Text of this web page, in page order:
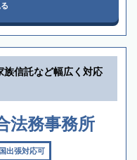
族信託など幅広く対応
法務事務所
出張対応可